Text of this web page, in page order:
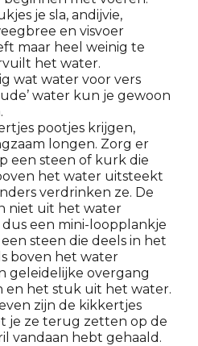
je sla, andijvie,
en visvoer
maar heel weinig te
het water.
wat water voor vers
water kun je gewoon
pootjes krijgen,
longen. Zorg er
een steen of kurk die
het water uitsteekt
verdrinken ze. De
niet uit het water
een mini-loopplankje
steen die deels in het
boven het water
geleidelijke overgang
en het stuk uit het water.
zijn de kikkertjes
je ze terug zetten op de
vandaan hebt gehaald.